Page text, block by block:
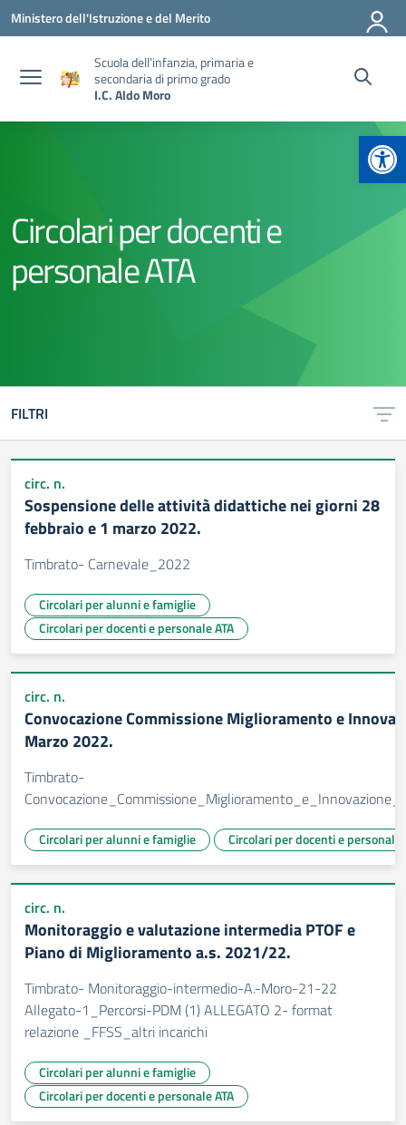
Vai ai contenuti
Vai al menu di navigazione
Vai al footer
Ministero dell'Istruzione e del Merito
Scuola dell’infanzia, primaria e
secondaria di primo grado
I.C. Aldo Moro
Circolari per docenti e
personale ATA
FILTRI
circ. n.
Sospensione delle attività didattiche nei giorni 28
febbraio e 1 marzo 2022.
Timbrato- Carnevale_2022
Circolari per alunni e famiglie
Circolari per docenti e personale ATA
circ. n.
Convocazione Commissione Miglioramento e
Marzo 2022.
Timbrato-
Circolari per alunni e famiglie Circolari per docenti e personale
circ. n.
Monitoraggio e valutazione intermedia PTOF e
Piano di Miglioramento a.s. 2021/22.
Timbrato- Monitoraggio-intermedio-A.-Moro-21-22
Allegato-1_Percorsi-PDM (1) ALLEGATO 2- format
relazione _FFSS_altri incarichi
Circolari per alunni e famiglie
Circolari per docenti e personale ATA